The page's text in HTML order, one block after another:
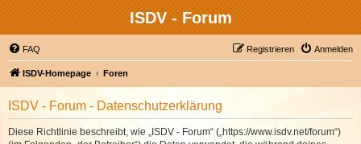
ISDV - Forum
FAQ Anmelden
Registrieren
ISDV-Homepage Foren
ISDV - Forum - Datenschutzerklärung
Diese Richtlinie beschreibt, wie „ISDV - Forum“ („https://www.isdv.net/forum“)